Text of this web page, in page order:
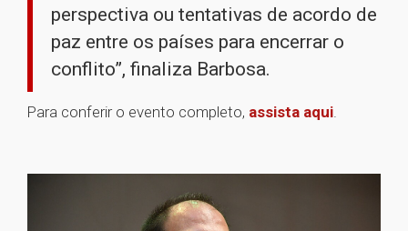
perspectiva ou tentativas de acordo de
paz entre os países para encerrar o
conflito”, finaliza Barbosa.
Para conferir o evento completo, assista aqui.